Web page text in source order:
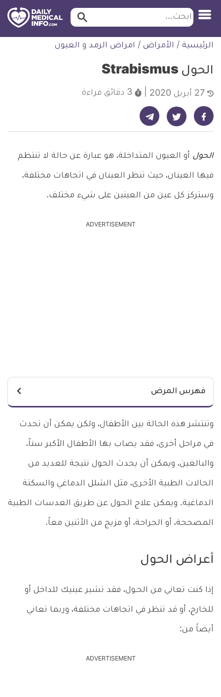
التخطي
للمحتوى
طبية
ابحث ابحث…
الرئيسية / الأمراض / امراض الرمد و العيون
الحول Strabismus
3 دقائق قراءة
شارك على فيسبوك - ديلي ميديكال انفو شارك على تويتر - ديلي ميديكال انفو شارك على تيليجرام - ديلي ميديكال انفو
الحول أو العيون المتداخلة، هو عبارة عن حالة لا تنتظم
فيها العينان، حيث تنظر العينان في اتجاهات مختلفة،
وستركز كل عين من العينين على شيء مختلف.
ADVERTISEMENT
فهرس المرض
وتنتشر هذه الحالة بين الأطفال، ولكن يمكن أن تحدث
في مراحل أخرى، فقد يصاب بها الأطفال الأكبر سناً،
والبالغين، ويمكن أن يحدث الحول نتيجة للعديد من
الحالات الطبية الأخرى، مثل الشلل الدماغي والسكتة
الدماغية. ويمكن علاج الحول عن طريق العدسات الطبية
المصححة، أو الجراحة، أو مزيج من الأثنين معاً.
أعراض الحول
إذا كنت تعاني من الحـول، فقد تشير عينيك للداخل أو
للخارج، أو قد تنظر في اتجاهات مختلفة، وربما تعاني
أيضاً من:
ADVERTISEMENT